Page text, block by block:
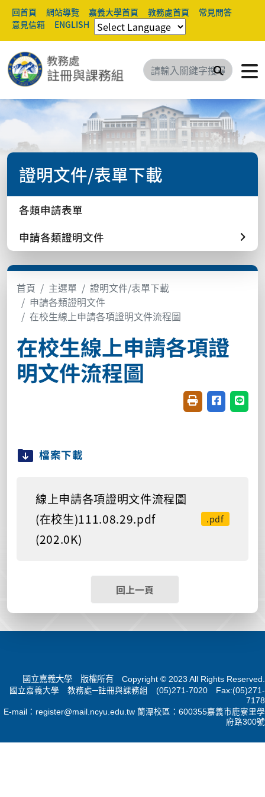
回首頁 網站導覽 嘉義大學首頁 教務處首頁
常見問答
意見信箱
ENGLISH
搜尋
證明文件/表單下載
各類申請表單
申請各類證明文件
首頁 主選單
證明文件/表單下載
申請各類證明文件
在校生線上申請各項證明文件流程圖
在校生線上申請各項證
明文件流程圖
友善列印(開新視
分享至臉書
分享
檔案下載
線上申請各項證明文件流程圖
(在校生)111.08.29.pdf
(202.0K)
.pdf
回上一頁
國立嘉義大學 版權所有 Copyright © 2023 All Rights Reserved.
國立嘉義大學 教務處─註冊與課務組 (05)271-7020 Fax:(05)271-
7178
E-mail： register@mail.ncyu.edu.tw 蘭潭校區：600355嘉義市鹿寮里學
府路300號